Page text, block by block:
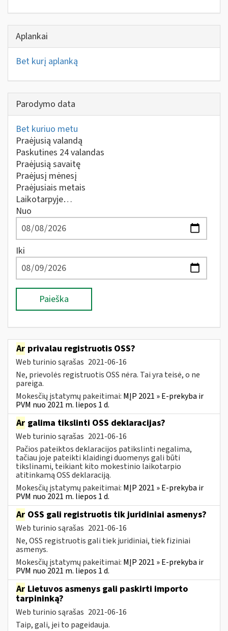
Aplankai
Bet kurį aplanką
Parodymo data
Bet kuriuo metu
Praėjusią valandą
Paskutines 24 valandas
Praėjusią savaitę
Praėjusį mėnesį
Praėjusiais metais
Laikotarpyje…
Nuo
Iki
Paieška
Ar privalau registruotis OSS?
Web turinio sąrašas 2021-06-16
Ne, prievolės registruotis OSS nėra. Tai yra teisė, o ne
pareiga.
Mokesčių įstatymų pakeitimai: MĮP 2021 » E-prekyba ir
PVM nuo 2021 m. liepos 1 d.
Ar galima tikslinti OSS deklaracijas?
Web turinio sąrašas 2021-06-16
Pačios pateiktos deklaracijos patikslinti negalima,
tačiau joje pateikti klaidingi duomenys gali būti
tikslinami, teikiant kito mokestinio laikotarpio
atitinkamą OSS deklaraciją.
Mokesčių įstatymų pakeitimai: MĮP 2021 » E-prekyba ir
PVM nuo 2021 m. liepos 1 d.
Ar OSS gali registruotis tik juridiniai asmenys?
Web turinio sąrašas 2021-06-16
Ne, OSS registruotis gali tiek juridiniai, tiek fiziniai
asmenys.
Mokesčių įstatymų pakeitimai: MĮP 2021 » E-prekyba ir
PVM nuo 2021 m. liepos 1 d.
Ar Lietuvos asmenys gali paskirti importo
tarpininką?
Web turinio sąrašas 2021-06-16
Taip, gali, jei to pageidauja.